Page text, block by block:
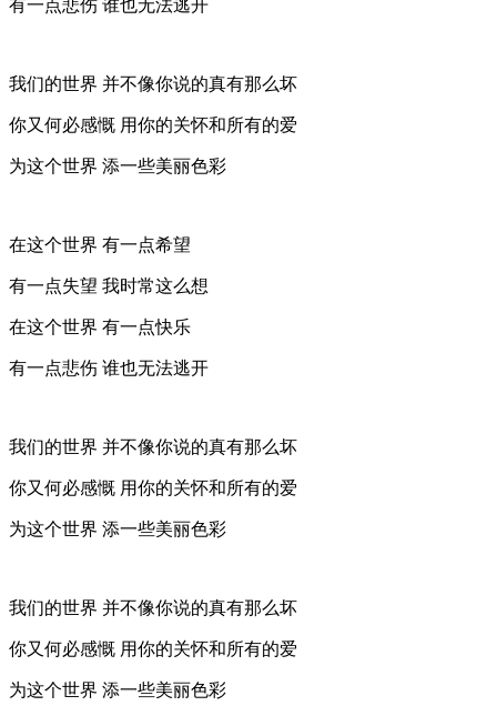
有一点悲伤 谁也无法逃开
我们的世界 并不像你说的真有那么坏
你又何必感慨 用你的关怀和所有的爱
为这个世界 添一些美丽色彩
在这个世界 有一点希望
有一点失望 我时常这么想
在这个世界 有一点快乐
有一点悲伤 谁也无法逃开
我们的世界 并不像你说的真有那么坏
你又何必感慨 用你的关怀和所有的爱
为这个世界 添一些美丽色彩
我们的世界 并不像你说的真有那么坏
你又何必感慨 用你的关怀和所有的爱
为这个世界 添一些美丽色彩